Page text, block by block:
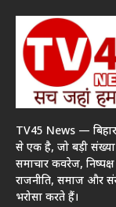
TV45 News — बिहार
से एक है, जो बड़ी
समाचार कवरेज, निष्पक्ष
राजनीति, समाज और
भरोसा करते हैं।